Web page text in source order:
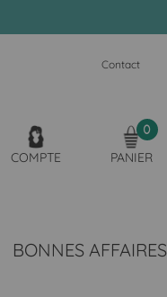
Contact
COMPTE
0
PANIER
BONNES AFFAIRES